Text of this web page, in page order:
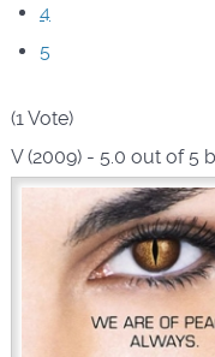
4
5
(1 Vote)
V (2009)- 5.0 out of 5